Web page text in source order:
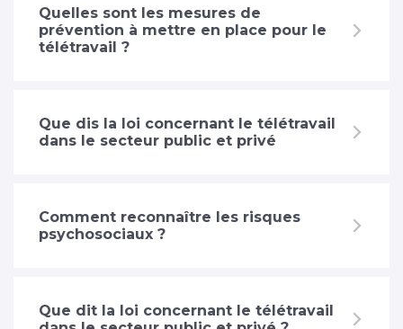
Quelles sont les mesures de
prévention à mettre en place pour le
télétravail ?
Que dis la loi concernant le télétravail
dans le secteur public et privé
Comment reconnaître les risques
psychosociaux ?
Que dit la loi concernant le télétravail